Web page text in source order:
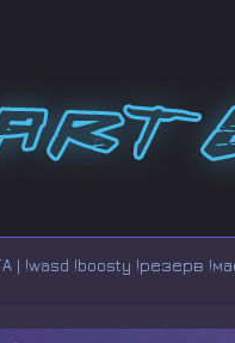
| !wasd !boosty !резерв